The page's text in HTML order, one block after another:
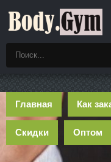
Главная Как
Скидки Оптом